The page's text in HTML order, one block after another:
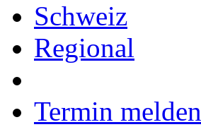
Schweiz
Regional
Termin melden